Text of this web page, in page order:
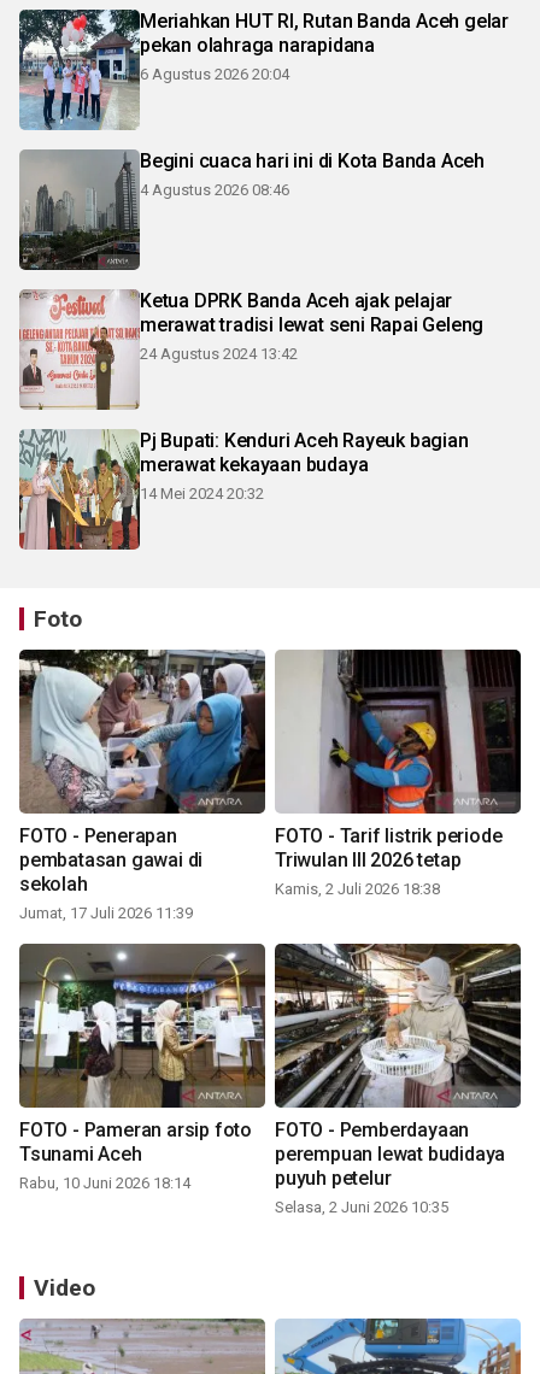
Meriahkan HUT RI, Rutan Banda Aceh gelar
pekan olahraga narapidana
6 Agustus 2026 20:04
Begini cuaca hari ini di Kota Banda Aceh
4 Agustus 2026 08:46
Ketua DPRK Banda Aceh ajak pelajar
merawat tradisi lewat seni Rapai Geleng
24 Agustus 2024 13:42
Pj Bupati: Kenduri Aceh Rayeuk bagian
merawat kekayaan budaya
14 Mei 2024 20:32
Foto
FOTO - Penerapan
pembatasan gawai di
sekolah
Jumat, 17 Juli 2026 11:39
FOTO - Tarif listrik periode
Triwulan III 2026 tetap
Kamis, 2 Juli 2026 18:38
FOTO - Pameran arsip foto
Tsunami Aceh
Rabu, 10 Juni 2026 18:14
FOTO - Pemberdayaan
perempuan lewat budidaya
puyuh petelur
Selasa, 2 Juni 2026 10:35
Video